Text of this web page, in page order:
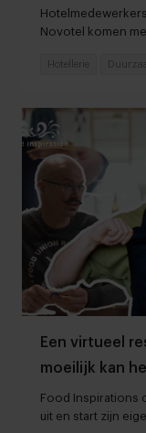
Novotel komen
Hotellerie
Een virtueel
moeilijk kan
Food Inspirations
uit en start zijn